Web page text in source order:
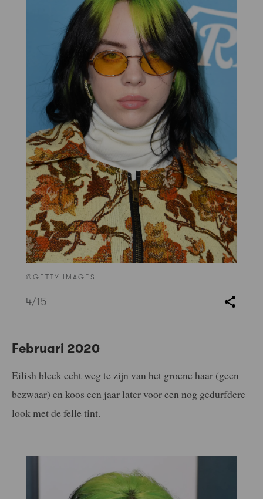
©GETTY IMAGES
4/15
Februari 2020
Eilish bleek echt weg te zijn van het groene haar (geen
bezwaar) en koos een jaar later voor een nog gedurfdere
look met de felle tint.